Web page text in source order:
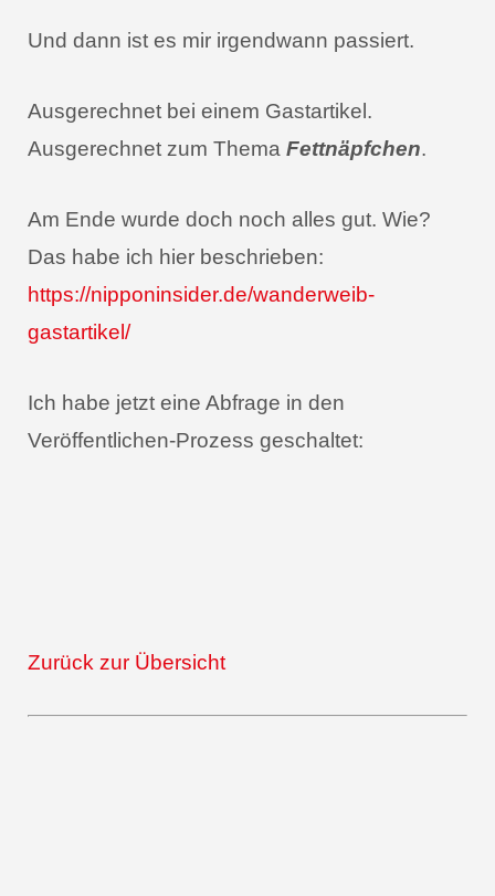
Und dann ist es mir irgendwann passiert.
Ausgerechnet bei einem Gastartikel.
Ausgerechnet zum Thema Fettnäpfchen.
Am Ende wurde doch noch alles gut. Wie?
Das habe ich hier beschrieben:
https://nipponinsider.de/wanderweib-
gastartikel/
Ich habe jetzt eine Abfrage in den
Veröffentlichen-Prozess geschaltet:
Zurück zur Übersicht